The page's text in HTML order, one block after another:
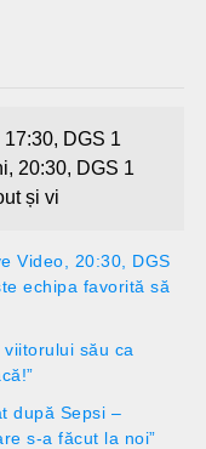
DGS 1
20:30, DGS 1
și vi
Video, 20:30, DGS
echipa favorită să
său ca
după Sepsi –
s-a făcut la noi”